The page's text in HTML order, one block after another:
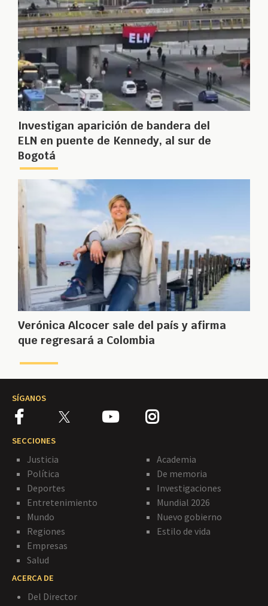
Investigan aparición de bandera del
ELN en puente de Kennedy, al sur de
Bogotá
Verónica Alcocer sale del país y afirma
que regresará a Colombia
SÍGANOS
SECCIONES
Justicia
Política
Deportes
Entretenimiento
Mundo
Regiones
Empresas
Salud
Academia
De memoria
Investigaciones
Mundial 2026
Nuevo gobierno
Estilo de vida
ACERCA DE
Del Director